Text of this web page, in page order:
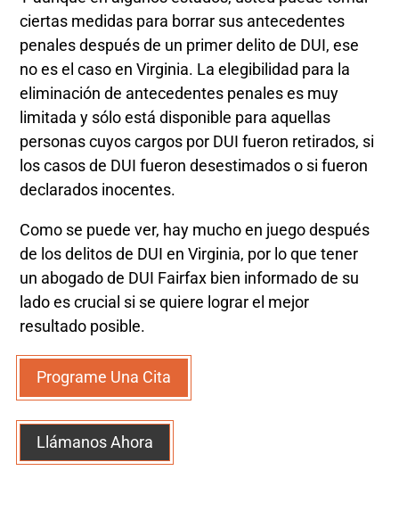
ciertas medidas para borrar sus antecedentes
penales después de un primer delito de DUI, ese
no es el caso en Virginia. La elegibilidad para la
eliminación de antecedentes penales es muy
limitada y sólo está disponible para aquellas
personas cuyos cargos por DUI fueron retirados, si
los casos de DUI fueron desestimados o si fueron
declarados inocentes.
Como se puede ver, hay mucho en juego después
de los delitos de DUI en Virginia, por lo que tener
un abogado de DUI Fairfax bien informado de su
lado es crucial si se quiere lograr el mejor
resultado posible.
Programe Una Cita
Llámanos Ahora